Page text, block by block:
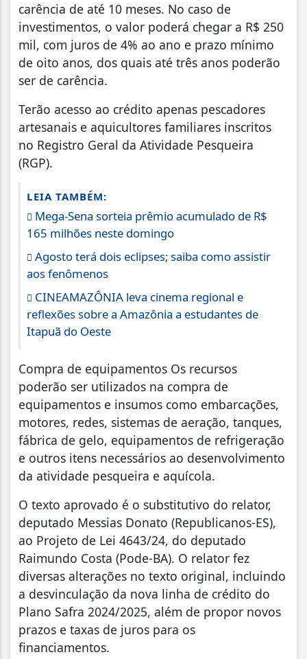
carência de até 10 meses. No caso de
investimentos, o valor poderá chegar a R$ 250
mil, com juros de 4% ao ano e prazo mínimo
de oito anos, dos quais até três anos poderão
ser de carência.
Terão acesso ao crédito apenas pescadores
artesanais e aquicultores familiares inscritos
no Registro Geral da Atividade Pesqueira
(RGP).
LEIA TAMBÉM:
Mega-Sena sorteia prêmio acumulado de R$
165 milhões neste domingo
Agosto terá dois eclipses; saiba como assistir
aos fenômenos
CINEAMAZÔNIA leva cinema regional e
reflexões sobre a Amazônia a estudantes de
Itapuã do Oeste
Compra de equipamentos Os recursos
poderão ser utilizados na compra de
equipamentos e insumos como embarcações,
motores, redes, sistemas de aeração, tanques,
fábrica de gelo, equipamentos de refrigeração
e outros itens necessários ao desenvolvimento
da atividade pesqueira e aquícola.
O texto aprovado é o substitutivo do relator,
deputado Messias Donato (Republicanos-ES),
ao Projeto de Lei 4643/24, do deputado
Raimundo Costa (Pode-BA). O relator fez
diversas alterações no texto original, incluindo
a desvinculação da nova linha de crédito do
Plano Safra 2024/2025, além de propor novos
prazos e taxas de juros para os
financiamentos.